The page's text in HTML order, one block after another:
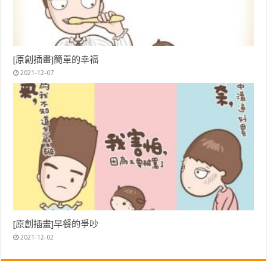
[原創插畫]簡單的幸福
2021-12-07
[原創插畫]早餐的爭吵
2021-12-02